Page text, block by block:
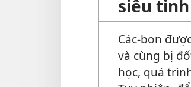
siêu
Các-bon
và cùng bị
học, quá